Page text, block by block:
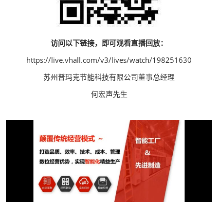
访问以下链接，即可观看直播回放：
https://live.vhall.com/v3/lives/watch/198251630
苏州普玛克节能科技有限公司董事总经理
何宏声先生